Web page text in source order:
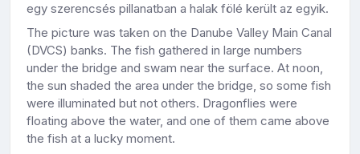
egy szerencsés pillanatban a halak fölé került az egyik.
The picture was taken on the Danube Valley Main Canal
(DVCS) banks. The fish gathered in large numbers
under the bridge and swam near the surface. At noon,
the sun shaded the area under the bridge, so some fish
were illuminated but not others. Dragonflies were
floating above the water, and one of them came above
the fish at a lucky moment.